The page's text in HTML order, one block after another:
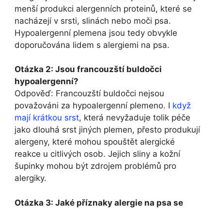
menší produkci alergenních proteinů, které se
nacházejí v srsti, slinách nebo moči psa.
Hypoalergenní plemena jsou tedy obvykle
doporučována lidem‌ s alergiemi na psa.
Otázka⁢ 2: Jsou ⁣francouzští buldočci⁢
hypoalergenní?
Odpověď:‌ Francouzští buldočci nejsou
považováni za hypoalergenní ⁢plemeno. I‍ když
mají krátkou srst, která nevyžaduje tolik ‍péče
jako dlouhá srst⁣ jiných ⁢plemen, přesto produkují
⁢alergeny, které mohou spouštět ⁣alergické
reakce u citlivých osob. Jejich⁢ sliny a‍ kožní
šupinky mohou být ‍zdrojem​ problémů pro
alergiky.
Otázka 3: Jaké‍ příznaky‌ alergie na psa se⁤